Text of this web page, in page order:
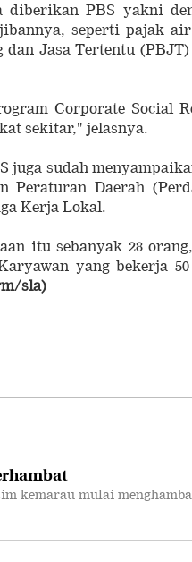
PBS yakni
seperti pajak
Jasa Tertentu (PBJT)
Corporate Social
sekitar," jelasnya.
juga sudah
Peraturan Daerah
Kerja Lokal.
itu sebanyak 28
yang bekerja
sla)
kemarau mulai